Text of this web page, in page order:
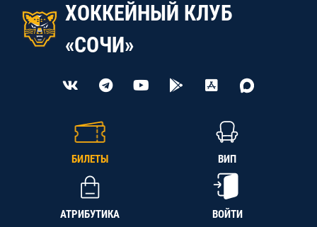
ХОККЕЙНЫЙ КЛУБ
«СОЧИ»
БИЛЕТЫ ВИП
АТРИБУТИКА ВОЙТИ